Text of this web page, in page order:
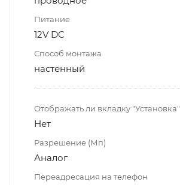
Питание
12V DC
Способ монтажа
настенный
Отображать ли вкладку "Установка"
Нет
Разрешение (Мп)
Аналог
Переадресация на телефон